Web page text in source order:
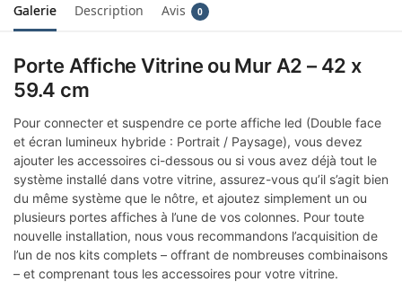
Galerie Description Avis 0
Porte Affiche Vitrine ou Mur A2 – 42 x
59.4 cm
Pour connecter et suspendre ce porte affiche led (Double face
et écran lumineux hybride : Portrait / Paysage), vous devez
ajouter les accessoires ci-dessous ou si vous avez déjà tout le
système installé dans votre vitrine, assurez-vous qu’il s’agit bien
du même système que le nôtre, et ajoutez simplement un ou
plusieurs portes affiches à l’une de vos colonnes. Pour toute
nouvelle installation, nous vous recommandons l’acquisition de
l’un de nos kits complets – offrant de nombreuses combinaisons
– et comprenant tous les accessoires pour votre vitrine.